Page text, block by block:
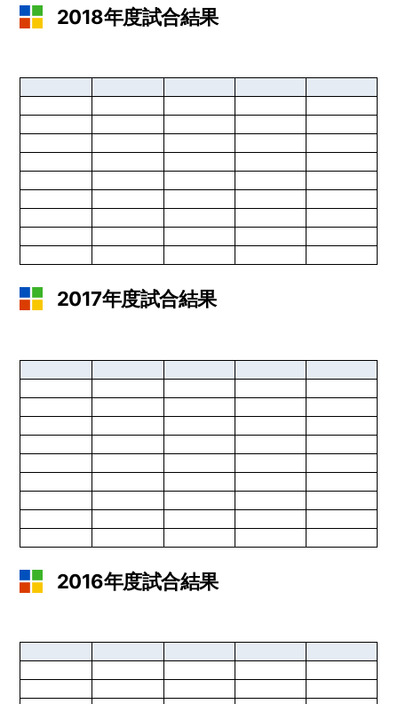
2018年度試合結果
2017年度試合結果
2016年度試合結果